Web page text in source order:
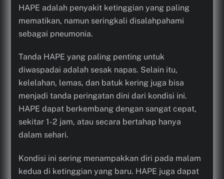
HAPE adalah penyakit ketinggian yang paling
mematikan, namun seringkali disalahpahami
sebagai pneumonia.
Tanda HAPE yang paling penting untuk
diwaspadai adalah sesak napas. Selain itu,
kelelahan, lemas, dan batuk kering juga bisa
menjadi tanda peringatan dini dari kondisi ini.
HAPE dapat berkembang dengan sangat cepat,
sekitar 1-2 jam, atau secara bertahap hanya
dalam sehari.
Kondisi ini sering menampakkan diri pada malam
kedua di ketinggian yang baru. HAPE juga dapat